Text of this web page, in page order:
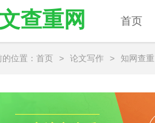
查重网 首页
位置： 首页 > 论文写作 > 知网查重